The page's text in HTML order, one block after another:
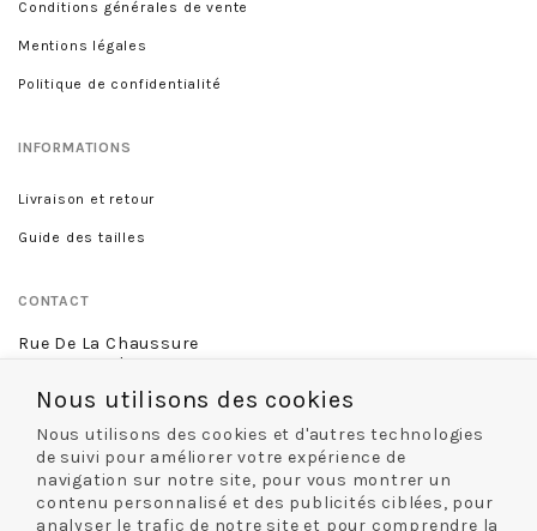
Conditions générales de vente
Mentions légales
Politique de confidentialité
INFORMATIONS
Livraison et retour
Guide des tailles
CONTACT
Rue De La Chaussure
46 rue Royale
02 38 68 60 13
NOS MODES DE LIVRAISON
Nous utilisons des cookies
Nous utilisons des cookies et d'autres technologies
de suivi pour améliorer votre expérience de
navigation sur notre site, pour vous montrer un
contenu personnalisé et des publicités ciblées, pour
analyser le trafic de notre site et pour comprendre la